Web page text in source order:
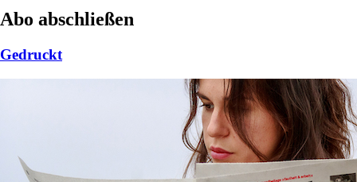
Abo abschließen
Gedruckt